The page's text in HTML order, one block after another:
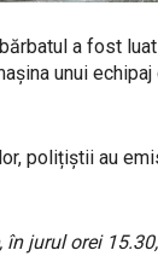
a fost
unui
polițiștii au
în jurul orei